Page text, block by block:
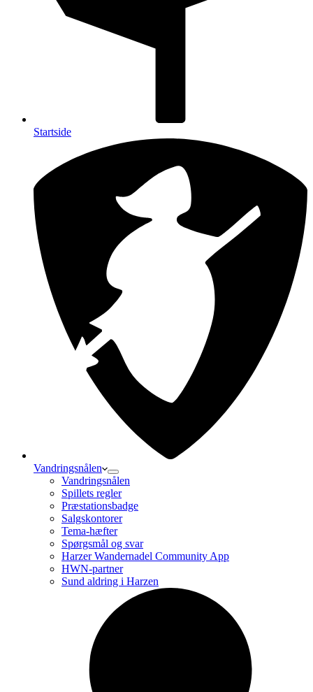
Startside
Vandringsnålen
Vandringsnålen
Spillets regler
Præstationsbadge
Salgskontorer
Tema-hæfter
Spørgsmål og svar
Harzer Wandernadel Community App
HWN-partner
Sund aldring i Harzen